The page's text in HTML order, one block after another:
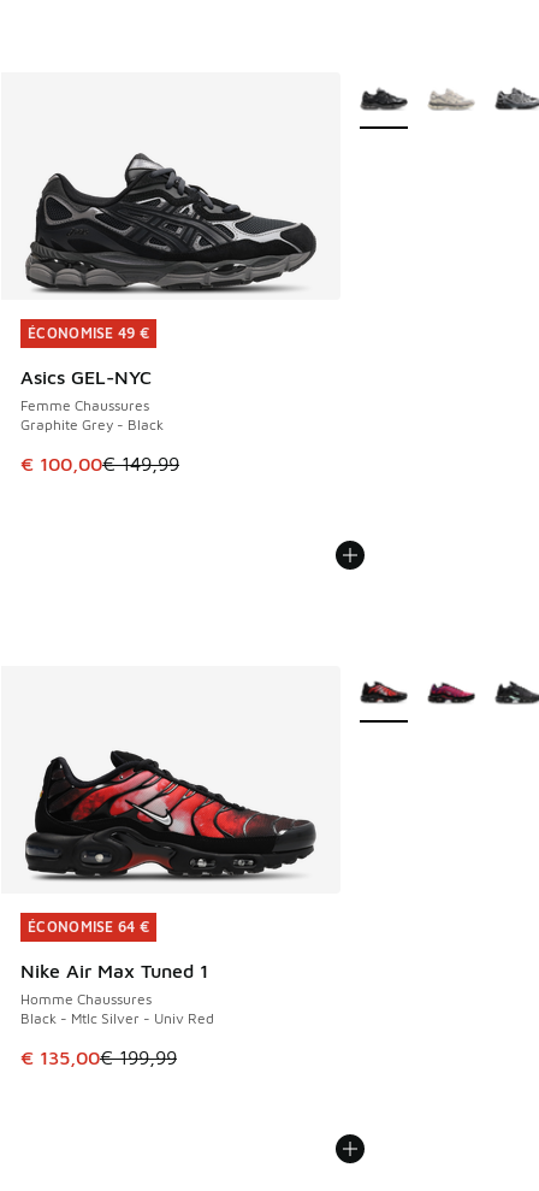
ÉCONOMISE 49 €
Asics GEL-NYC
Femme Chaussures
Graphite Grey - Black
Cet article est en promotion. Prix en baisse de € 149,99 à
€ 100,00€ 149,99
ÉCONOMISE 49 €
Plus de couleurs
ÉCONOMISE 64 €
Nike Air Max Tuned 1
Homme Chaussures
Black - Mtlc Silver - Univ Red
Cet article est en promotion. Prix en baisse de € 199,99 à
€ 135,00€ 199,99
ÉCONOMISE 64 €
Plus de couleurs